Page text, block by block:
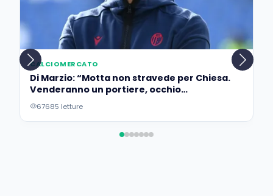
CALCIOMERCATO
Di Marzio: “Motta non stravede per Chiesa.
Venderanno un portiere, occhio
all’operazione…”
67685 letture